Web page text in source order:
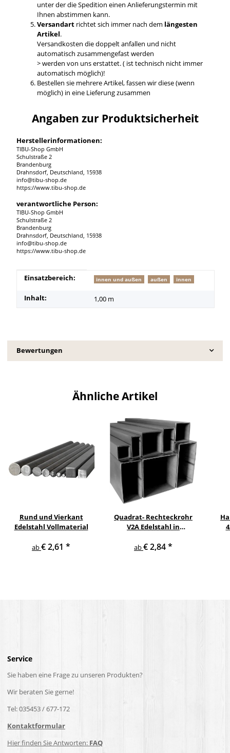
unter der die Spedition einen Anlieferungstermin mit
Ihnen abstimmen kann.
Versandartrichtet sich immer nach dem längesten
Artikel.
Versandkosten die doppelt anfallen und nicht
automatisch zusammengefast werden
> werden von uns erstattet. ( ist technisch nicht immer
automatisch möglich)!
Bestellen sie mehrere Artikel, fassen wir diese (wenn
möglich) in eine Lieferung zusammen
Angaben zur Produktsicherheit
Herstellerinformationen:
TIBU-Shop GmbH
Schulstraße 2
Brandenburg
Drahnsdorf, Deutschland, 15938
info@tibu-shop.de
https://www.tibu-shop.de
verantwortliche Person:
TIBU-Shop GmbH
Schulstraße 2
Brandenburg
Drahnsdorf, Deutschland, 15938
info@tibu-shop.de
https://www.tibu-shop.de
Produkteigenschaft
Wert
Einsatzbereich: innen und außen außen innen
Inhalt: 1,00 m
Bewertungen
Ähnliche Artikel
Rund und Vierkant
Edelstahl Vollmaterial
ab€ 2,61 *
Quadrat- Rechteckrohr
V2A Edelstahl in
Querschnitten und
ab€ 2,84*
Service
Sie haben eine Frage zu unseren Produkten?
Wir beraten Sie gerne!
Tel: 035453 / 677-172
Kontaktformular
Hier finden Sie Antworten: FAQ